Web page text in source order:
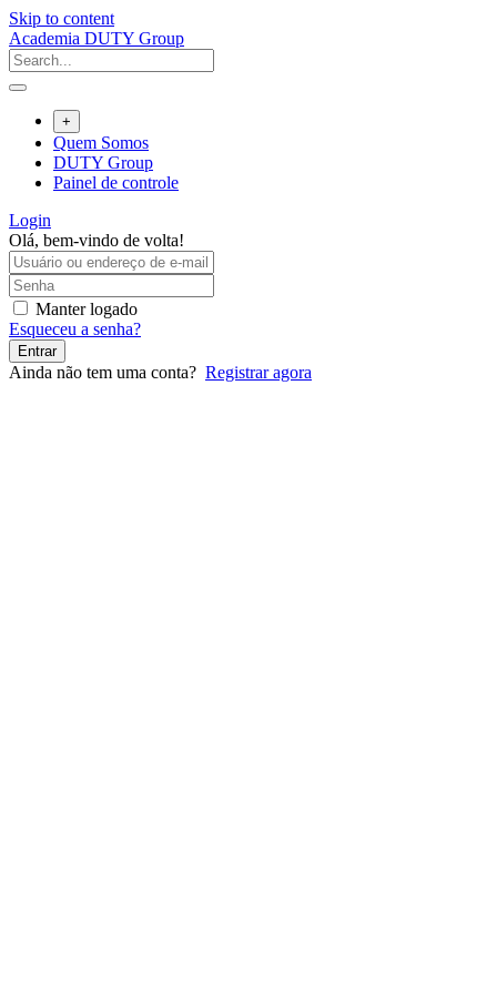
Skip to content
Academia DUTY Group
+
Quem Somos
DUTY Group
Painel de controle
Login
Olá, bem-vindo de volta!
Manter logado
Esqueceu a senha?
Entrar
Ainda não tem uma conta? Registrar agora